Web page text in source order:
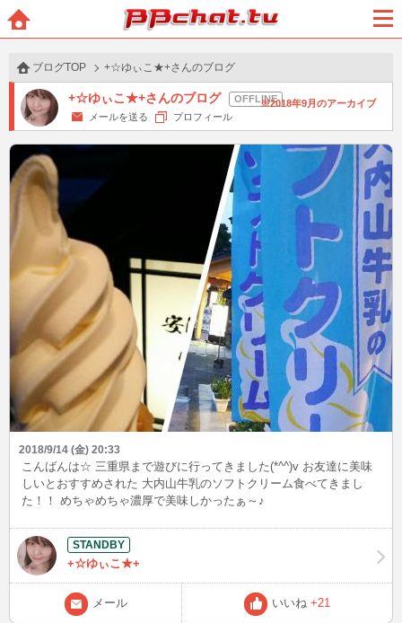
BBchatTV
ブログTOP +☆ゆぃこ★+さんのブログ
+☆ゆぃこ★+さんのブログ
2018年9月のアーカイブ
メールを送る
プロフィール
2018/9/14 (金) 20:33
こんばんは☆ 三重県まで遊びに行ってきました(*^^)v お友達に美味
しいとおすすめされた 大内山牛乳のソフトクリーム食べてきまし
た！！ めちゃめちゃ濃厚で美味しかったぁ～♪
+☆ゆぃこ★+
メール いいね +21